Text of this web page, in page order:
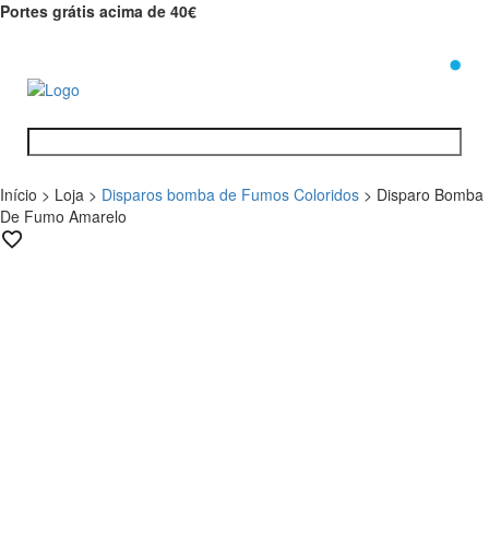
Portes grátis acima de 40€
Início > Loja > Disparos bomba de Fumos Coloridos > Disparo Bomba
De Fumo Amarelo